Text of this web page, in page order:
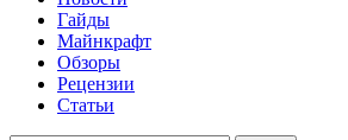
Гайды
Майнкрафт
Обзоры
Рецензии
Статьи